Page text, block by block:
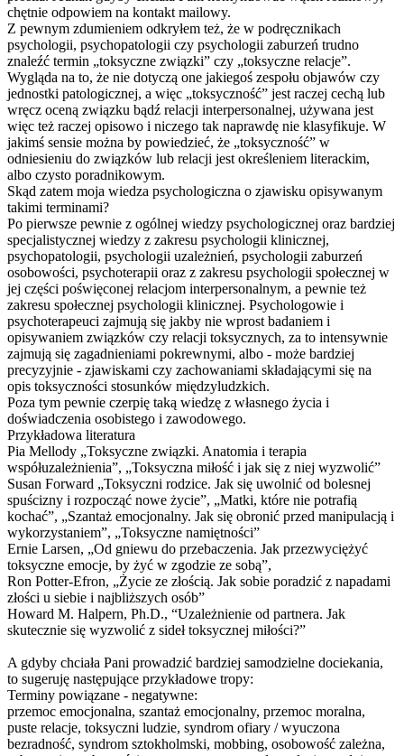
chętnie odpowiem na kontakt mailowy.
Z pewnym zdumieniem odkryłem też, że w podręcznikach
psychologii, psychopatologii czy psychologii zaburzeń trudno
znaleźć termin „toksyczne związki” czy „toksyczne relacje”.
Wygląda na to, że nie dotyczą one jakiegoś zespołu objawów czy
jednostki patologicznej, a więc „toksyczność” jest raczej cechą lub
wręcz oceną związku bądź relacji interpersonalnej, używana jest
więc też raczej opisowo i niczego tak naprawdę nie klasyfikuje. W
jakimś sensie można by powiedzieć, że „toksyczność” w
odniesieniu do związków lub relacji jest określeniem literackim,
albo czysto poradnikowym.
Skąd zatem moja wiedza psychologiczna o zjawisku opisywanym
takimi terminami?
Po pierwsze pewnie z ogólnej wiedzy psychologicznej oraz bardziej
specjalistycznej wiedzy z zakresu psychologii klinicznej,
psychopatologii, psychologii uzależnień, psychologii zaburzeń
osobowości, psychoterapii oraz z zakresu psychologii społecznej w
jej części poświęconej relacjom interpersonalnym, a pewnie też
zakresu społecznej psychologii klinicznej. Psychologowie i
psychoterapeuci zajmują się jakby nie wprost badaniem i
opisywaniem związków czy relacji toksycznych, za to intensywnie
zajmują się zagadnieniami pokrewnymi, albo - może bardziej
precyzyjnie - zjawiskami czy zachowaniami składającymi się na
opis toksyczności stosunków międzyludzkich.
Poza tym pewnie czerpię taką wiedzę z własnego życia i
doświadczenia osobistego i zawodowego.
Przykładowa literatura
Pia Mellody „Toksyczne związki. Anatomia i terapia
współuzależnienia”, „Toksyczna miłość i jak się z niej wyzwolić”
Susan Forward „Toksyczni rodzice. Jak się uwolnić od bolesnej
spuścizny i rozpocząć nowe życie”, „Matki, które nie potrafią
kochać”, „Szantaż emocjonalny. Jak się obronić przed manipulacją i
wykorzystaniem”, „Toksyczne namiętności”
Ernie Larsen, „Od gniewu do przebaczenia. Jak przezwyciężyć
toksyczne emocje, by żyć w zgodzie ze sobą”,
Ron Potter-Efron, „Życie ze złością. Jak sobie poradzić z napadami
złości u siebie i najbliższych osób”
Howard M. Halpern, Ph.D., “Uzależnienie od partnera. Jak
skutecznie się wyzwolić z sideł toksycznej miłości?”
A gdyby chciała Pani prowadzić bardziej samodzielne dociekania,
to sugeruję następujące przykładowe tropy:
Terminy powiązane - negatywne:
przemoc emocjonalna, szantaż emocjonalny, przemoc moralna,
puste relacje, toksyczni ludzie, syndrom ofiary / wyuczona
bezradność, syndrom sztokholmski, mobbing, osobowość zależna,